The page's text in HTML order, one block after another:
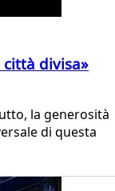
città divisa»
la generosità
di questa